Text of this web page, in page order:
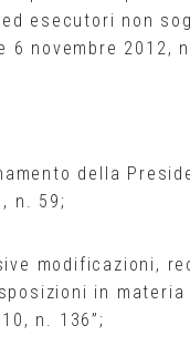
esecutori non
novembre 2012,
della
n. 59;
modificazioni,
in materia
n. 136”;